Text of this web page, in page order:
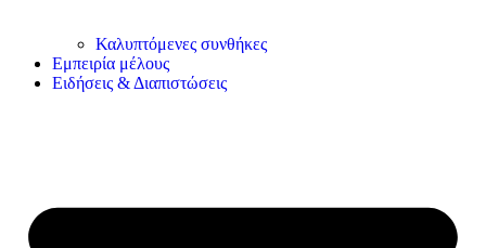
Καλυπτόμενες συνθήκες
Εμπειρία μέλους
Ειδήσεις & Διαπιστώσεις